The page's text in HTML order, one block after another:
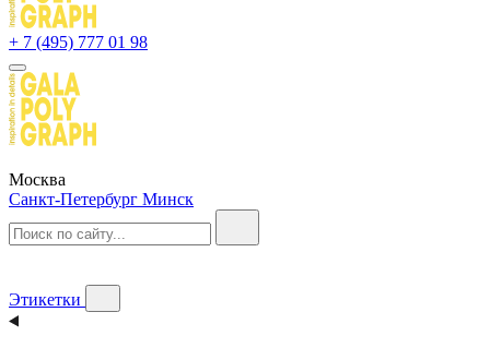
+ 7 (495) 777 01 98
Москва
Санкт-Петербург Минск
Этикетки